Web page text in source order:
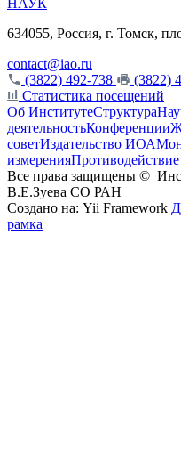
634055, Россия, г. Томск,
contact@iao.ru
(3822) 492-738
(3822)
Статистика посещений
Об ИнститутеСтруктура
деятельностьКонференции
советИздательство ИОА
измерения
Все права защищены ©
В.Е.Зуева СО РАН
Создано на: Yii Framework
рамка